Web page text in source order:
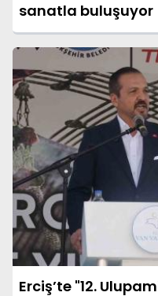
sanatla buluşuyor
Erciş’te "12.